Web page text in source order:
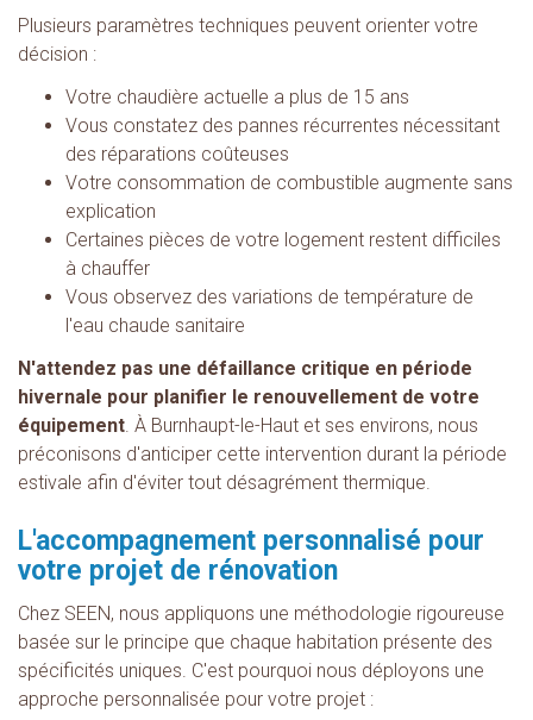
Plusieurs paramètres techniques peuvent orienter votre
décision :
Votre chaudière actuelle a plus de 15 ans
Vous constatez des pannes récurrentes nécessitant
des réparations coûteuses
Votre consommation de combustible augmente sans
explication
Certaines pièces de votre logement restent difficiles
à chauffer
Vous observez des variations de température de
l'eau chaude sanitaire
N'attendez pas une défaillance critique en période
hivernale pour planifier le renouvellement de votre
équipement. À Burnhaupt-le-Haut et ses environs, nous
préconisons d'anticiper cette intervention durant la période
estivale afin d'éviter tout désagrément thermique.
L'accompagnement personnalisé pour
votre projet de rénovation
Chez SEEN, nous appliquons une méthodologie rigoureuse
basée sur le principe que chaque habitation présente des
spécificités uniques. C'est pourquoi nous déployons une
approche personnalisée pour votre projet :